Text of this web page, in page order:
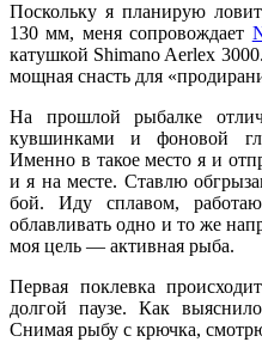
Поскольку я планирую
130 мм, меня сопровождает
катушкой Shimano Aerlex
мощная снасть для
На прошлой рыбалке
кувшинками и фоновой
Именно в такое место я и
и я на месте. Ставлю
бой. Иду сплавом,
облавливать одно и то же
моя цель — активная рыба.
Первая поклевка
долгой паузе. Как
Снимая рыбу с крючка,